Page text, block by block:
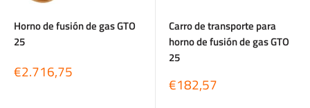
Horno de fusión de gas GTO
25
Precio
de
€2.716,75
Carro de transporte para
horno de fusión de gas GTO
25
Precio
de
€182,57